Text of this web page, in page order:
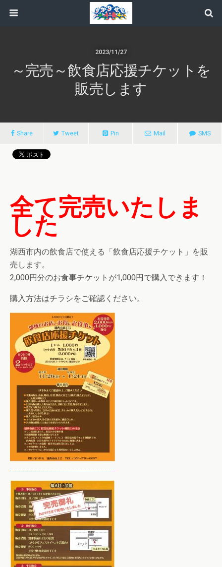
2023/11/27
～完売～飲食店応援チケットを
販売します
Share Tweet Pin Mail SMS
全て完売いたしま
した
湖西市内の飲食店で使える「飲食店応援チケット」を販
売します。
2,000円分のお食事チケットが1,000円で購入できます！
購入方法はチラシをご確認ください。